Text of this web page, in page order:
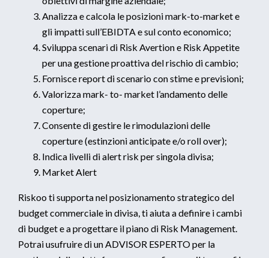
Analizza e calcola le posizioni mark-to-market e
gli impatti sull’EBIDTA e sul conto economico;
Sviluppa scenari di Risk Avertion e Risk Appetite
per una gestione proattiva del rischio di cambio;
Fornisce report di scenario con stime e previsioni;
Valorizza mark- to- market l’andamento delle
coperture;
Consente di gestire le rimodulazioni delle
coperture (estinzioni anticipate e/o roll over);
Indica livelli di alert risk per singola divisa;
Market Alert
Riskoo ti supporta nel posizionamento strategico del
budget commerciale in divisa, ti aiuta a definire i cambi
di budget e a progettare il piano di Risk Management.
Potrai usufruire di un ADVISOR ESPERTO per la